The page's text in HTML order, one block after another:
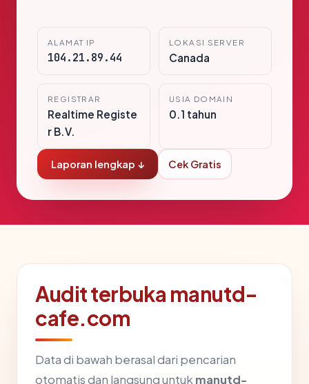
ALAMAT IP
104.21.89.44
LOKASI SERVER
Canada
REGISTRAR
Realtime Registe
r B.V.
USIA DOMAIN
0.1 tahun
Laporan lengkap ↓ Cek Gratis
Audit terbuka manutd-
cafe.com
Data di bawah berasal dari pencarian
otomatis dan langsung untukmanutd-